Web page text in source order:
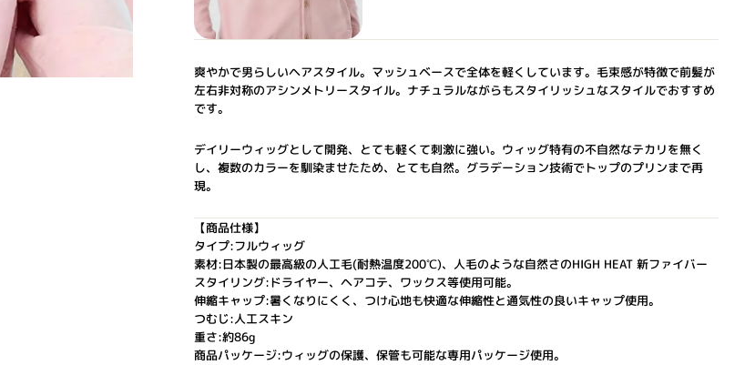
爽やかで男らしいヘアスタイル。マッシュベースで全体を軽くしています。毛束感が特徴で前髪が
左右非対称のアシンメトリースタイル。ナチュラルながらもスタイリッシュなスタイルでおすすめ
です。
デイリーウィッグとして開発、とても軽くて刺激に強い。ウィッグ特有の不自然なテカリを無く
し、複数のカラーを馴染ませたため、とても自然。グラデーション技術でトップのプリンまで再
現。
【商品仕様】
タイプ:フルウィッグ
素材:日本製の最高級の人工毛(耐熱温度200℃)、人毛のような自然さのHIGH HEAT 新ファイバー
スタイリング:ドライヤー、ヘアコテ、ワックス等使用可能。
伸縮キャップ:暑くなりにくく、つけ心地も快適な伸縮性と通気性の良いキャップ使用。
つむじ:人工スキン
重さ:約86g
商品パッケージ:ウィッグの保護、保管も可能な専用パッケージ使用。